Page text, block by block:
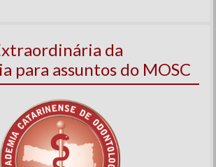
da
para assuntos do MOSC